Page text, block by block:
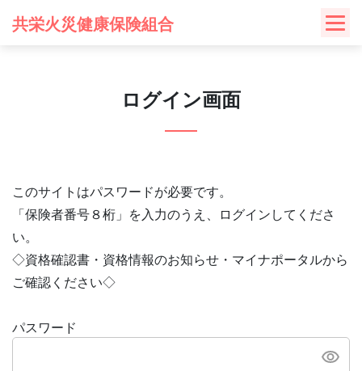
共栄火災健康保険組合
ログイン画面
このサイトはパスワードが必要です。
「保険者番号８桁」を入力のうえ、ログインしてくださ
い。
◇資格確認書・資格情報のお知らせ・マイナポータルから
ご確認ください◇
パスワード